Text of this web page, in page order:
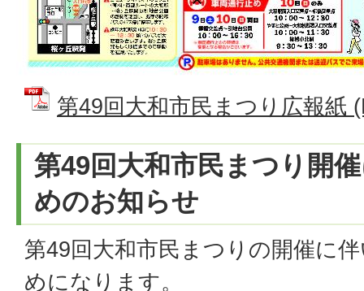
第49回大和市民まつり広報紙
第49回大和市民まつり開
めのお知らせ
第49回大和市民まつりの開催に
めになります。